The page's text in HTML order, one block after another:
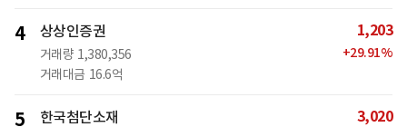
4 상상인증권
거래량 1,380,356
거래대금 16.6억
1,203
+29.91%
5 한국첨단소재 3,020